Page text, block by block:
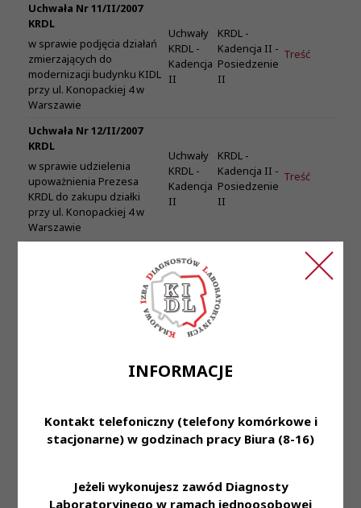
INFORMACJE
Kontakt telefoniczny (telefony komórkowe i
stacjonarne) w godzinach pracy Biura (8-16)
Jeżeli wykonujesz zawód Diagnosty
Laboratoryjnego w ramach jednoosobowej
Uchwała Nr 11/II/2007
KRDL
w sprawie podjęcia działań
zmierzających do
modernizacji budynku KIDL
przy ul. Konopackiej 4 w
Warszawie
Uchwały
KRDL -
Kadencja
II
KRDL -
Kadencja II -
Posiedzenie
II
Treść
Uchwała Nr 12/II/2007
KRDL
w sprawie udzielenia
upoważnienia Prezesa
KRDL do zakupu działki
przy ul. Konopackiej 4 w
Warszawie
Uchwały
KRDL -
Kadencja
II
KRDL -
Kadencja II -
Posiedzenie
II
Treść
w sprawie stwierdzenia
Uchwały
KRDL -
Kadencja
II
Kadencja II -
Posiedzenie
II
osób, które złożyły wnioski
po upływie terminu
2003 r. o zmianie ustawy o
diagnostyce laboratoryjnej
KRDL -
Kadencja
Kadencja II -
Posiedzenie
Treść